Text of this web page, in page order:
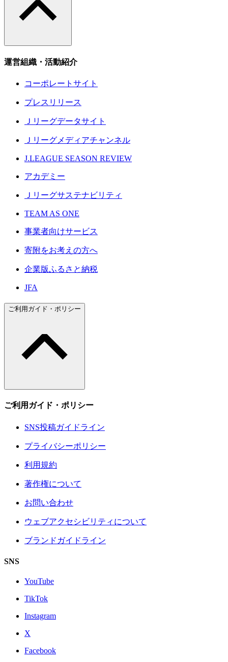
運営組織・活動紹介
コーポレートサイト
プレスリリース
Ｊリーグデータサイト
Ｊリーグメディアチャンネル
J.LEAGUE SEASON REVIEW
アカデミー
Ｊリーグサステナビリティ
TEAM AS ONE
事業者向けサービス
寄附をお考えの方へ
企業版ふるさと納税
JFA
ご利用ガイド・ポリシー
ご利用ガイド・ポリシー
SNS投稿ガイドライン
プライバシーポリシー
利用規約
著作権について
お問い合わせ
ウェブアクセシビリティについて
ブランドガイドライン
SNS
YouTube
TikTok
Instagram
X
Facebook